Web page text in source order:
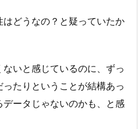
どうなの？と疑っていたか
いと感じているのに、ずっ
たりということが結構あっ
ータじゃないのかも、と感